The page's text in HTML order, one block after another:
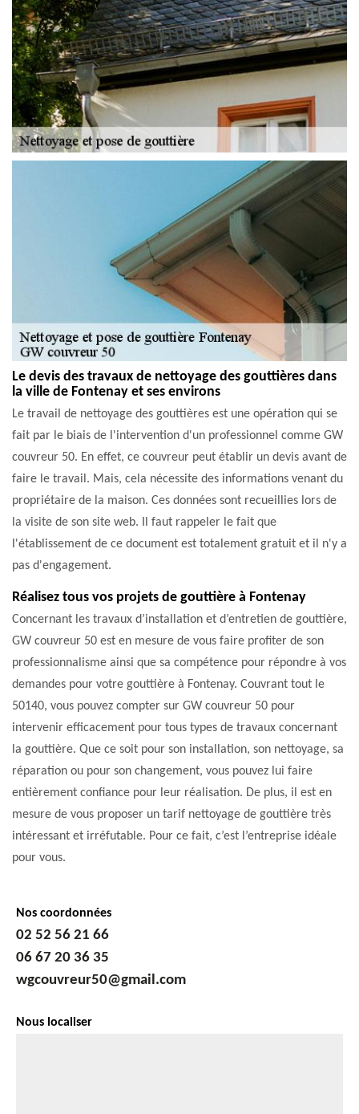
Le devis des travaux de nettoyage des gouttières dans
la ville de Fontenay et ses environs
Le travail de nettoyage des gouttières est une opération qui se
fait par le biais de l'intervention d'un professionnel comme GW
couvreur 50. En effet, ce couvreur peut établir un devis avant de
faire le travail. Mais, cela nécessite des informations venant du
propriétaire de la maison. Ces données sont recueillies lors de
la visite de son site web. Il faut rappeler le fait que
l'établissement de ce document est totalement gratuit et il n'y a
pas d'engagement.
Réalisez tous vos projets de gouttière à Fontenay
Concernant les travaux d’installation et d’entretien de gouttière,
GW couvreur 50 est en mesure de vous faire profiter de son
professionnalisme ainsi que sa compétence pour répondre à vos
demandes pour votre gouttière à Fontenay. Couvrant tout le
50140, vous pouvez compter sur GW couvreur 50 pour
intervenir efficacement pour tous types de travaux concernant
la gouttière. Que ce soit pour son installation, son nettoyage, sa
réparation ou pour son changement, vous pouvez lui faire
entièrement confiance pour leur réalisation. De plus, il est en
mesure de vous proposer un tarif nettoyage de gouttière très
intéressant et irréfutable. Pour ce fait, c’est l’entreprise idéale
pour vous.
Nos coordonnées
02 52 56 21 66
06 67 20 36 35
wgcouvreur50@gmail.com
Nous localiser